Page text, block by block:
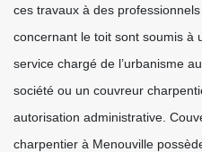
ces travaux à des
concernant le toit sont soumis à
service chargé de l’urbanisme
société ou un couvreur
autorisation administrative.
charpentier à Menouville